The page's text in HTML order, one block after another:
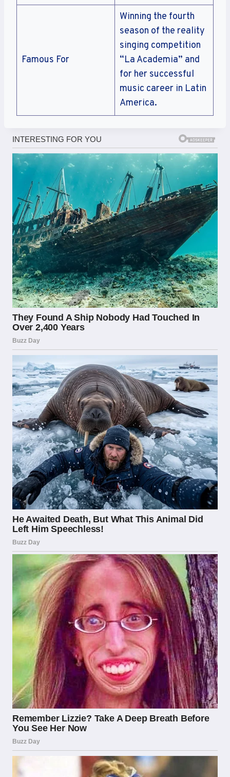
cifre in gioco sono considerevoli: le concessioni
per le scommesse sportive online richiedono
investimenti iniziali sostanziali, che fungono da
garanzia per lo Stato e per i giocatori. Questo
requisito finanziario serve a escludere
operatori privi delle risorse necessarie per
gestire correttamente i pagamenti delle vincite
e far fronte agli obblighi fiscali.
Sul fronte tecnico, i sistemi informatici degli
operatori devono essere certificati e conformi
agli standard stabiliti dall’ADM. Ciò include
requisiti specifici per la sicurezza dei dati, la
protezione delle transazioni finanziarie,
l’integrità dei sistemi di calcolo delle quote e la
prevenzione delle frodi. I server che gestiscono
le scommesse devono spesso essere
localizzati in Italia o rispettare specifiche
normative sulla gestione dei dati, in linea con il
Regolamento Generale sulla Protezione dei
Dati (GDPR) europeo.
Per chi desidera approfondire quali bookmaker
operano legalmente in Italia con questa
certificazione, portali specializzati come quello
dedicato ai siti scommesse AAMS ADM di
Scommezoidhttps://scommezoid.com/siti-
scommesse-aams-adm/offrono analisi
dettagliate e aggiornate degli operatori
autorizzati, costituendo una risorsa preziosa
per orientarsi in un mercato complesso e in
continua evoluzione. Queste piattaforme di
informazione svolgono un ruolo educativo
fondamentale, aiutando i consumatori a
distinguere tra offerte legittime e potenziali
rischi.
Una volta ottenuta la concessione, gli operatori
sono soggetti a controlli periodici e devono
rispettare obblighi continuativi. Tra questi
figurano la rendicontazione fiscale puntuale,
con il versamento delle imposte sui giochi che
rappresentano una fonte di entrata significativa
per lo Stato italiano, il rispetto dei limiti di
pubblicità imposti dalla normativa vigente e
l’implementazione di strumenti di gioco
responsabile come i limiti di deposito, le
opzioni di autoesclusione e i messaggi di
avvertimento sui rischi della ludopatia.
Garanzie Offerte Dalla Licenza
ADM Ai Giocatori Italiani
Famous For
Winning the fourth
season of the reality
singing competition
“La Academia” and
for her successful
music career in Latin
America.